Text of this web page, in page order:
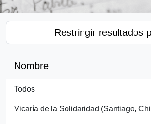
Restringir resultados
Nombre
Todos
Vicaría de la Solidaridad (Santiago,
, 1 resultados